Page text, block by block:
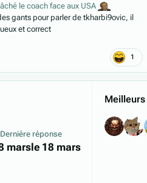
le coach face aux USA
gants pour parler de tkharbi9ovic, il
et correct
1
Dernière réponse
marsle 18 mars